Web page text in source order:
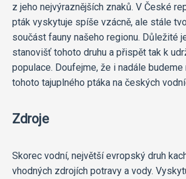
z jeho nejvýraznějších znaků. V České
pták vyskytuje spíše vzácně, ale stále
součást fauny našeho regionu. Důležité
stanovišť tohoto druhu a přispět tak k
populace. Doufejme, že i nadále
tohoto tajuplného ptáka na českých
Zdroje
Skorec vodní, největší evropský druh
vhodných zdrojích potravy a vody.